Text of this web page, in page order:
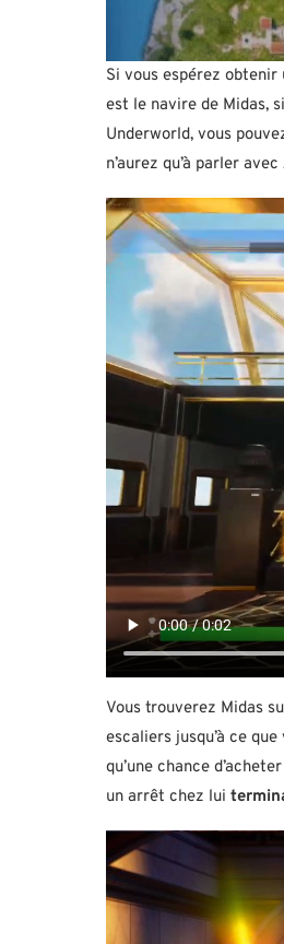
Si vous espérez
est le navire de Midas,
Underworld, vous
n’aurez qu’à parler avec
Vous trouverez Midas
escaliers jusqu’à ce
qu’une chance
un arrêt chez lui